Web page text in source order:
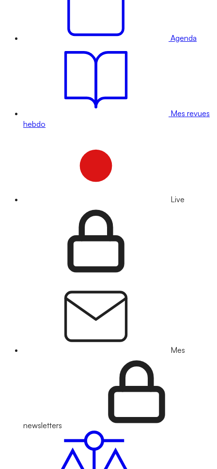
Agenda
Mes revues
hebdo
Live
Mes
newsletters